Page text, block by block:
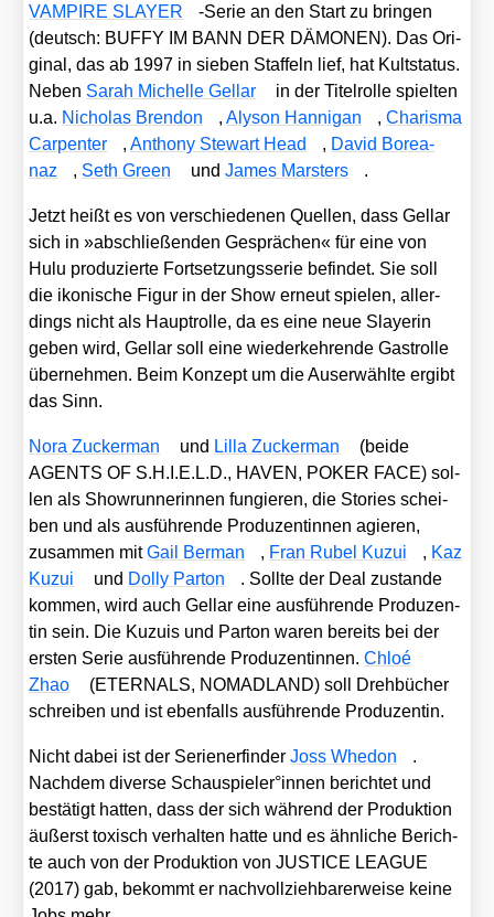
VAMPIRE SLAYER
-Serie an den Start zu brin­gen
(deutsch: BUFFY IM BANN DER DÄMONEN). Das Ori­
gi­nal, das ab 1997 in sie­ben Staf­feln lief, hat Kult­sta­tus.
Neben Sarah Michel­le Gel­lar
in der Titel­rol­le spiel­ten
u.a. Nicho­las Bren­don ,Aly­son Han­nig­an ,Cha­ris­ma
Car­pen­ter
,Antho­ny Ste­wart Head , David Bore­a­
naz
, Seth Green undJames Marst­ers .
Jetzt heißt es von ver­schie­de­nen Quel­len, dass Gel­lar
sich in »abschlie­ßen­den Gesprä­chen« für eine von
Hulu pro­du­zier­te Fort­set­zungs­se­rie befin­det. Sie soll
die iko­ni­sche Figur in der Show erneut spie­len, aller­
dings nicht als Haupt­rol­le, da es eine neue Slaye­rin
geben wird, Gel­lar soll eine wie­der­keh­ren­de Gast­rol­le
über­neh­men. Beim Kon­zept um die Aus­er­wähl­te ergibt
das Sinn.
Nora Zucker­man und Lil­la Zucker­man
(bei­de
AGENTS OF S.H.I.E.L.D., HAVEN, POKER FACE) sol­
len als Show­run­nerin­nen fun­gie­ren, die Sto­ries schei­
ben und als aus­füh­ren­de Pro­du­zen­tin­nen agie­ren,
zusam­men mitGail Ber­man , Fran Rubel Kuzui , Kaz
Kuzui
und Dol­ly Par­ton
. Soll­te der Deal zustan­de
kom­men, wird auch Gel­lar eine aus­füh­ren­de Pro­du­zen­
tin sein. Die Kuzu­is und Par­ton waren bereits bei der
ers­ten Serie aus­füh­ren­de Pro­du­zen­tin­nen.Chloé
Zhao
(ETERNALS, NOMADLAND) soll Dreh­bü­cher
schrei­ben und ist eben­falls aus­füh­ren­de Pro­du­zen­tin.
Nicht dabei ist der Seri­en­er­fin­derJoss Whe­don
.
Nach­dem diver­se Schauspieler°innen berich­tet und
bestä­tigt hat­ten, dass der sich wäh­rend der Pro­duk­ti­on
äußerst toxisch ver­hal­ten hat­te und es ähn­li­che Berich­
te auch von der Pro­duk­ti­on von JUSTICE LEAGUE
(2017) gab, bekommt er nach­voll­zieh­ba­rer­wei­se kei­ne